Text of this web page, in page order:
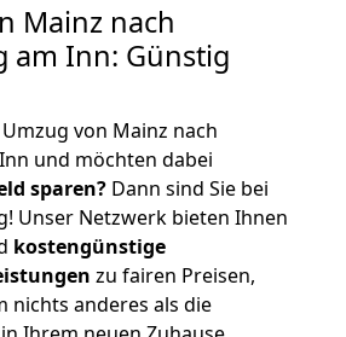
Mainz nach
am Inn: Günstig
von Mainz nach
und möchten dabei
sparen? Dann sind Sie bei
Unser Netzwerk bieten Ihnen
kostengünstige
zu fairen Preisen,
nichts anderes als die